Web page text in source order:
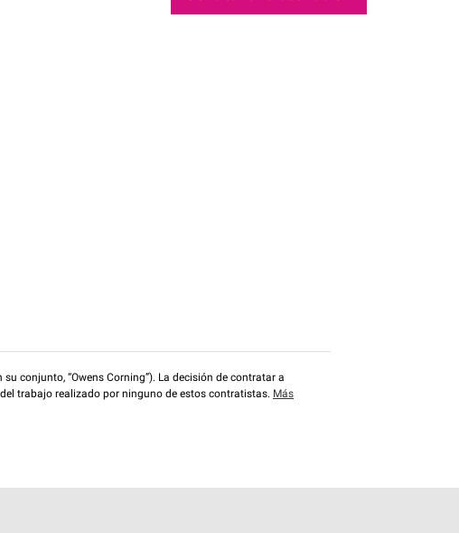
conjunto, “Owens Corning”). La decisión de contratar a
trabajo realizado por ninguno de estos contratistas. Más